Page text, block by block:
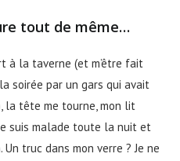
tout de même…
à la taverne (et m’être fait
soirée par un gars qui avait
la tête me tourne, mon lit
suis malade toute la nuit et
truc dans mon verre ? Je ne